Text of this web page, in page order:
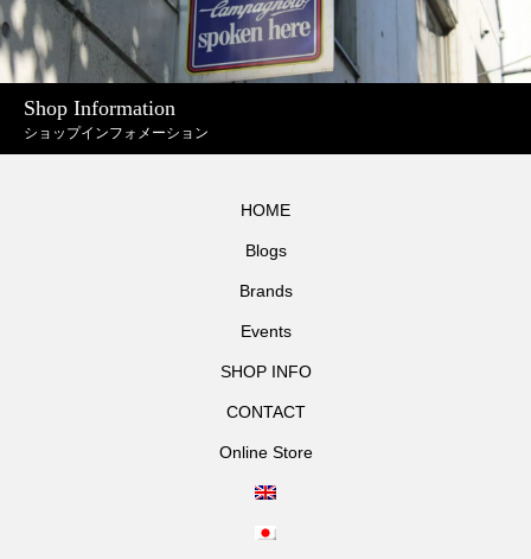
Shop Information
ショップインフォメーション
HOME
Blogs
Brands
Events
SHOP INFO
CONTACT
Online Store